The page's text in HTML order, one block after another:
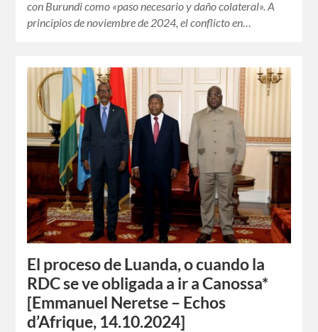
con Burundi como «paso necesario y daño colateral». A
principios de noviembre de 2024, el conflicto en…
El proceso de Luanda, o cuando la
RDC se ve obligada a ir a Canossa*
[Emmanuel Neretse – Echos
d’Afrique, 14.10.2024]